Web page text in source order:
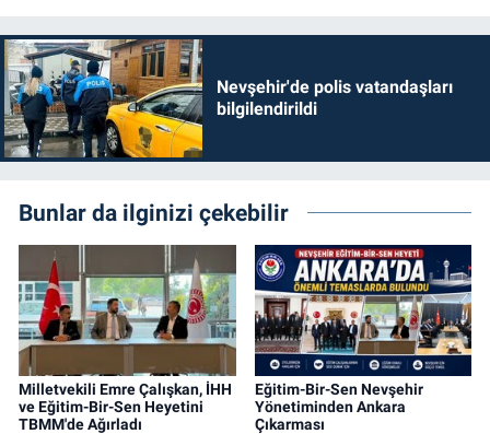
Nevşehir'de polis vatandaşları
bilgilendirildi
Bunlar da ilginizi çekebilir
Milletvekili Emre Çalışkan, İHH
ve Eğitim-Bir-Sen Heyetini
TBMM'de Ağırladı
Eğitim-Bir-Sen Nevşehir
Yönetiminden Ankara
Çıkarması